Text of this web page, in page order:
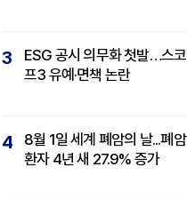
3
ESG 공시 의무화 첫발…스코
프3 유예·면책 논란
4
8월 1일 세계 폐암의 날...폐암
환자 4년 새 27.9% 증가